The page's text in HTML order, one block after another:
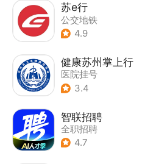
苏e行
公交地铁
4.9
健康苏州掌上行
医院挂号
3.4
智联招聘
全职招聘
4.7